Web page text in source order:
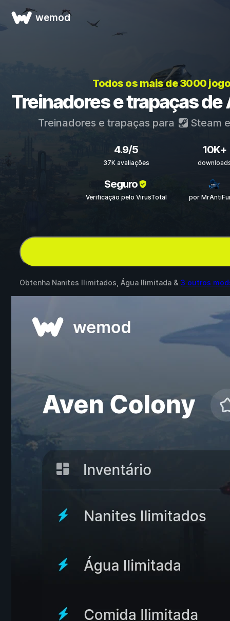
wemod
Todos os mais de 3000
Treinadores e trapaças de
Treinadores e trapaças para Steam
4.9/5
37K avaliações
10K+
Seguro
Verificação pelo VirusTotal por
Obtenha Nanites Ilimitados, Água Ilimitada & 3 outros